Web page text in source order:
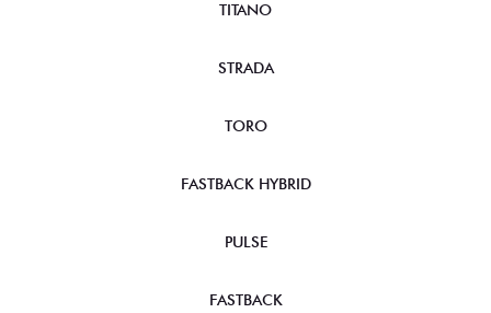
TITANO
STRADA
TORO
FASTBACK HYBRID
PULSE
FASTBACK